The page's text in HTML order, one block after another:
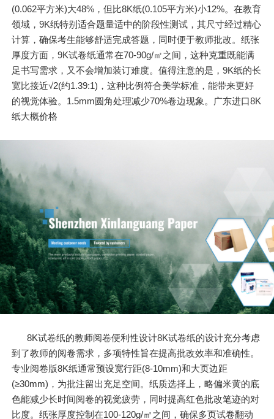
(0.062平方米)大48%，但比8K纸(0.105平方米)小12%。在教育
领域，9K纸特别适合题量适中的阶段性测试，其尺寸经过精心
计算，确保考生能够舒适完成答题，同时便于教师批改。纸张
厚度方面，9K试卷纸通常在70-90g/㎡之间，这种克重既能满
足书写需求，又不会增加装订难度。值得注意的是，9K纸的长
宽比接近√2(约1.39:1)，这种比例符合美学标准，能带来更好
的视觉体验。1.5mm圆角处理减少70%卷边现象。广东进口8K
纸大概价格
8K试卷纸的教师阅卷便利性设计8K试卷纸的设计充分考虑
到了教师的阅卷需求，多项特性旨在提高批改效率和准确性。
专业阅卷版8K纸通常预设宽行距(8-10mm)和大页边距
(≥30mm)，为批注留出充足空间。纸质选择上，略偏米黄的底
色能减少长时间阅卷的视觉疲劳，同时提高红色批改笔迹的对
比度。纸张厚度控制在100-120g/㎡之间，确保多页试卷翻动